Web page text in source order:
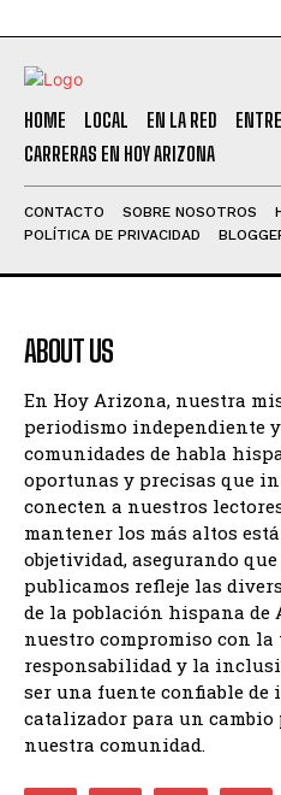
HOME LOCAL EN LA RED
CARRERAS EN HOY ARIZONA
CONTACTO SOBRE NOSOTROS
POLÍTICA DE PRIVACIDAD
ABOUT US
En Hoy Arizona, nuestra
periodismo independiente
comunidades de habla
oportunas y precisas que
conecten a nuestros
mantener los más altos
objetividad, asegurando
publicamos refleje las
de la población hispana de
nuestro compromiso con
responsabilidad y la
ser una fuente confiable
catalizador para un
nuestra comunidad.